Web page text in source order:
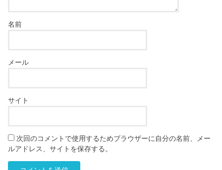
名前
メール
サイト
次回のコメントで使用するためブラウザーに自分の名前、メー
ルアドレス、サイトを保存する。